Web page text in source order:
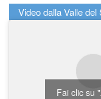
Video dalla Valle
Fai clic su